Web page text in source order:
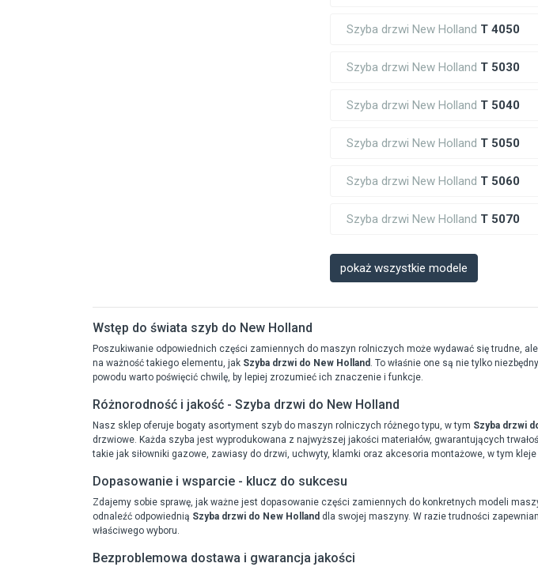
Szyba drzwi New Holland T 4050
Szyba drzwi New Holland T 5030
Szyba drzwi New Holland T 5040
Szyba drzwi New Holland T 5050
Szyba drzwi New Holland T 5060
Szyba drzwi New Holland T 5070
pokaż wszystkie modele
Wstęp do świata szyb do New Holland
Poszukiwanie odpowiednich części zamiennych do maszyn rolniczych może wydawać się trudne,
na ważność takiego elementu, jak Szyba drzwi do New Holland . To właśnie one są nie tylko
powodu warto poświęcić chwilę, by lepiej zrozumieć ich znaczenie i funkcje.
Różnorodność i jakość - Szyba drzwi do New Holland
Nasz sklep oferuje bogaty asortyment szyb do maszyn rolniczych różnego typu, w tym Szyba drzwi
drzwiowe. Każda szyba jest wyprodukowana z najwyższej jakości materiałów, gwarantujących
takie jak siłowniki gazowe, zawiasy do drzwi, uchwyty, klamki oraz akcesoria montażowe, w tym
Dopasowanie i wsparcie - klucz do sukcesu
Zdajemy sobie sprawę, jak ważne jest dopasowanie części zamiennych do konkretnych modeli
odnaleźć odpowiednią Szyba drzwi do New Holland dla swojej maszyny. W razie trudności
właściwego wyboru.
Bezproblemowa dostawa i gwarancja jakości